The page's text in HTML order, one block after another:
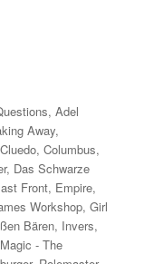
Vorzeit“
,Adel
Away,
Cluedo,Columbus,
, Das Schwarze
Front, Empire,
Workshop,Girl
Bären, Invers,
Magic - The